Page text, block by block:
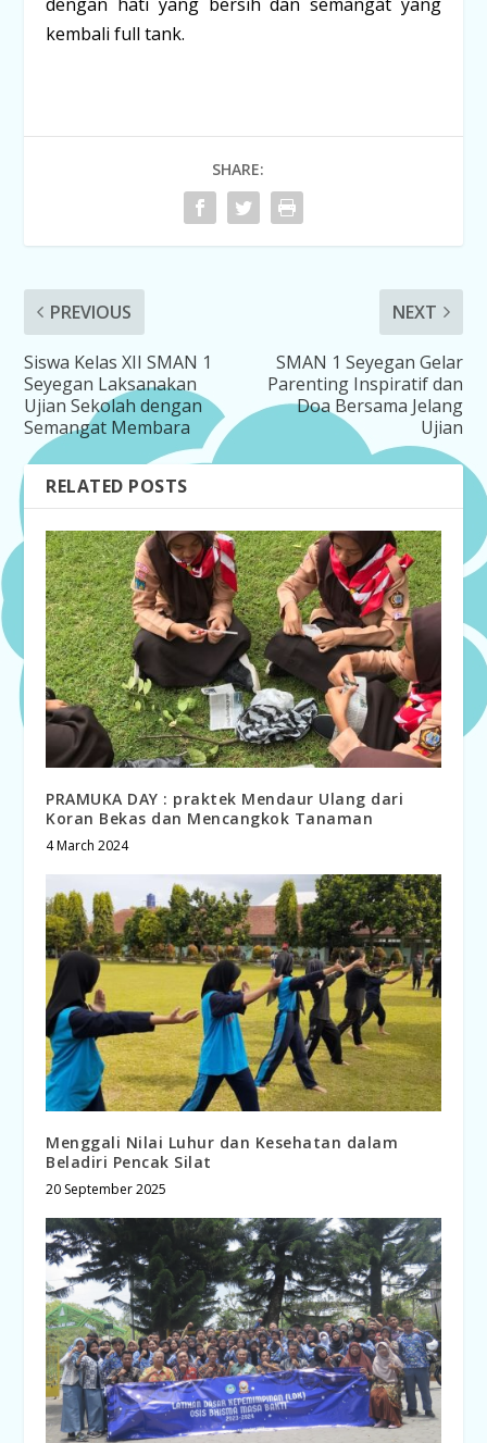
kembalifull tank.
SHARE:
PREVIOUS
Siswa Kelas XII SMAN 1
Seyegan Laksanakan
Ujian Sekolah dengan
Semangat Membara
NEXT
SMAN 1 Seyegan Gelar
Parenting Inspiratif dan
Doa Bersama Jelang
Ujian
RELATED POSTS
PRAMUKA DAY : praktek Mendaur Ulang dari
Koran Bekas dan Mencangkok Tanaman
4 March 2024
Menggali Nilai Luhur dan Kesehatan dalam
Beladiri Pencak Silat
20 September 2025